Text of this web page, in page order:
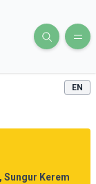
EN
Sungur Kerem